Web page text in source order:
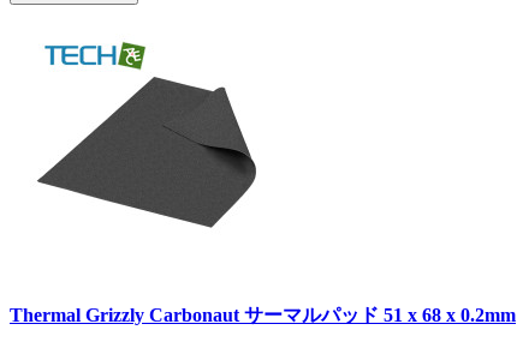
Thermal Grizzly Carbonaut サーマルパッド 51 x 68 x 0.2mm